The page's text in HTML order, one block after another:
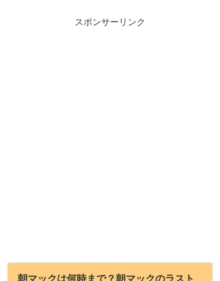
スポンサーリンク
朝マックは何時まで？朝マックのラスト